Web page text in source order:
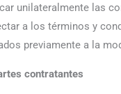
unilateralmente las
a los términos y
previamente a la
contratantes